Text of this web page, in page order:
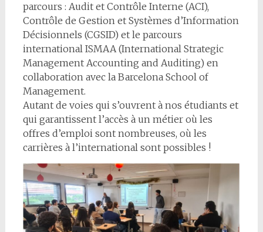
parcours : Audit et Contrôle Interne (ACI),
Contrôle de Gestion et Systèmes d’Information
Décisionnels (CGSID) et le parcours
international ISMAA (International Strategic
Management Accounting and Auditing) en
collaboration avec la Barcelona School of
Management.
Autant de voies qui s’ouvrent à nos étudiants et
qui garantissent l’accès à un métier où les
offres d’emploi sont nombreuses, où les
carrières à l’international sont possibles !